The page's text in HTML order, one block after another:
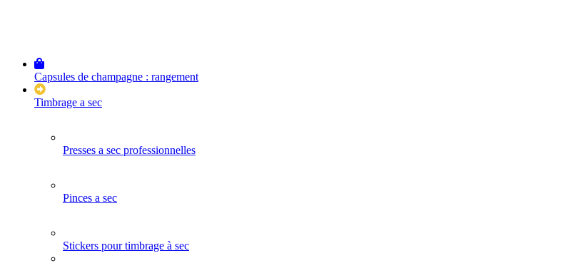
Capsules de champagne : rangement
Timbrage a sec
Presses a sec professionnelles
Pinces a sec
Stickers pour timbrage à sec